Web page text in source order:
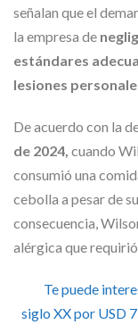
señalan que el
la empresa de
estándares
lesiones
De acuerdo con la
de 2024, cuando
consumió una
cebolla a pesar de
consecuencia,
alérgica que requirió
Te puede
siglo XX por USD